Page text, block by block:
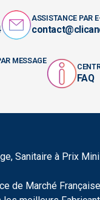
ASSISTANCE PAR
MESSAGE
FAQ
Sanitaire à Prix
de Marché